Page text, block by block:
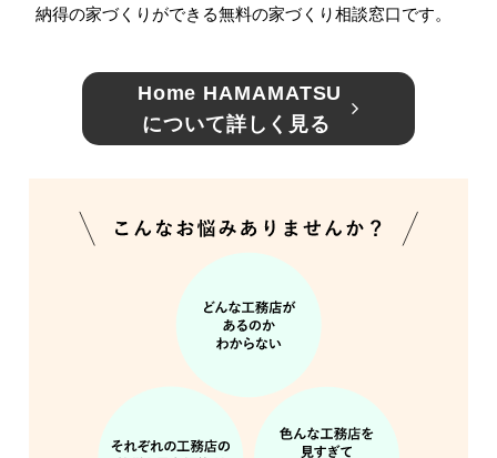
納得の家づくりができる無料の家づくり相談窓口です。
Home HAMAMATSU
について詳しく見る